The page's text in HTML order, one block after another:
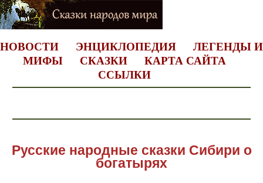
НОВОСТИ ЭНЦИКЛОПЕДИЯ
ЛЕГЕНДЫ И
МИФЫ
СКАЗКИ
КАРТА САЙТА
ССЫЛКИ
Русские народные сказки Сибири о
богатырях